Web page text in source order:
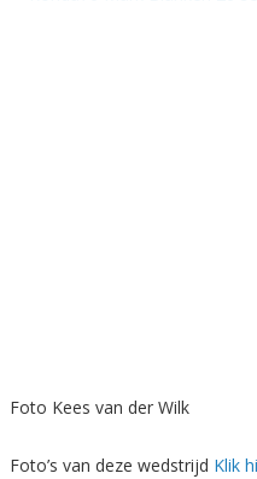
Foto Kees van der Wilk
Foto’s van deze wedstrijd Klik